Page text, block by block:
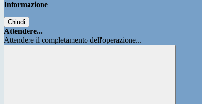
Informazione
Chiudi
Attendere...
Attendere il completamento dell'operazione...